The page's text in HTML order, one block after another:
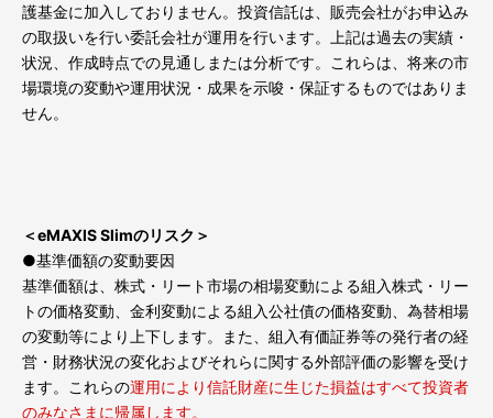
護基金に加入しておりません。投資信託は、販売会社がお申込み
の取扱いを行い委託会社が運用を行います。上記は過去の実績・
状況、作成時点での見通しまたは分析です。これらは、将来の市
場環境の変動や運用状況・成果を示唆・保証するものではありま
せん。
＜eMAXIS Slimのリスク＞
●基準価額の変動要因
基準価額は、株式・リート市場の相場変動による組入株式・リー
トの価格変動、金利変動による組入公社債の価格変動、為替相場
の変動等により上下します。また、組入有価証券等の発行者の経
営・財務状況の変化およびそれらに関する外部評価の影響を受け
ます。これらの運用により信託財産に生じた損益はすべて投資者
のみなさまに帰属します。